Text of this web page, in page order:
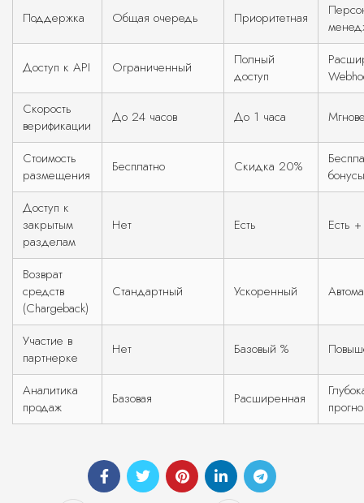
Поддержка Общая очередь Приоритетная
Доступ к API Ограниченный
Полный
доступ
Скорость
верификации
До 24 часов До 1 часа
Стоимость
размещения
Бесплатно Скидка 20%
бонусы
Доступ к
закрытым
разделам
Нет Есть Есть
Возврат
средств
(Chargeback)
Стандартный Ускоренный
Участие в
партнерке
Нет Базовый %
Аналитика
продаж
Базовая Расширенная